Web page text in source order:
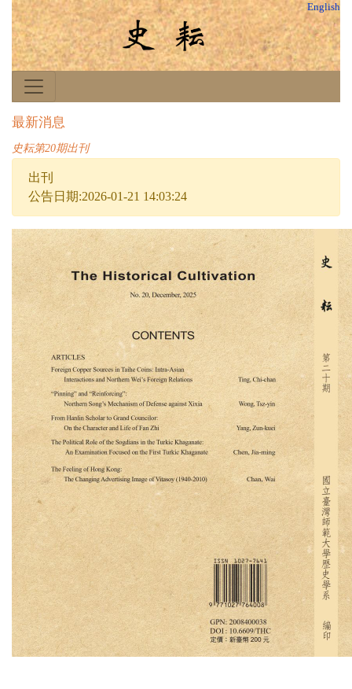
English
最新消息
史耘第20期出刊
出刊
公告日期:2026-01-21 14:03:24